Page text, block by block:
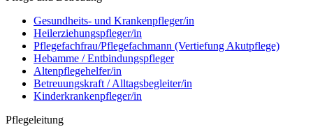
Gesundheits- und Krankenpfleger/in
Heilerziehungspfleger/in
Pflegefachfrau/Pflegefachmann (Vertiefung Akutpflege)
Hebamme / Entbindungspfleger
Altenpflegehelfer/in
Betreuungskraft / Alltagsbegleiter/in
Kinderkrankenpfleger/in
Pflegeleitung